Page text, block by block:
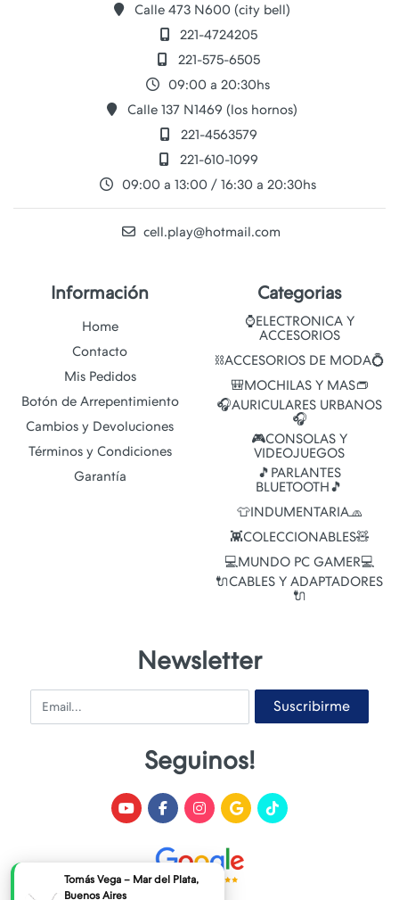
Calle 473 N600 (city bell)
221-4724205
221-575-6505
09:00 a 20:30hs
Calle 137 N1469 (los hornos)
221-4563579
221-610-1099
09:00 a 13:00 / 16:30 a 20:30hs
cell.play@hotmail.com
Información
Home
Contacto
Mis Pedidos
Botón de Arrepentimiento
Cambios y Devoluciones
Términos y Condiciones
Garantía
Categorias
⌚ELECTRONICA Y
ACCESORIOS
⛓️ACCESORIOS DE MODA💍
🎒MOCHILAS Y MAS👝
🎧AURICULARES URBANOS
🎧
🎮CONSOLAS Y
VIDEOJUEGOS
🎵PARLANTES
BLUETOOTH🎵
👕INDUMENTARIA🧢
👾COLECCIONABLES🧸
💻MUNDO PC GAMER💻
🔌CABLES Y ADAPTADORES
🔌
Newsletter
Email Suscribirme
Seguinos!